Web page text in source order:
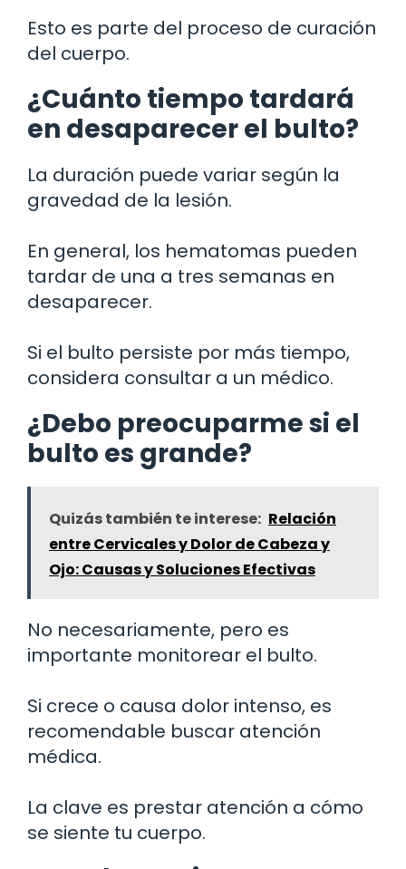
Esto es parte del proceso de curación
del cuerpo.
¿Cuánto tiempo tardará
en desaparecer el bulto?
La duración puede variar según la
gravedad de la lesión.
En general, los hematomas pueden
tardar de una a tres semanas en
desaparecer.
Si el bulto persiste por más tiempo,
considera consultar a un médico.
¿Debo preocuparme si el
bulto es grande?
Quizás también te interese: Relación
entre Cervicales y Dolor de Cabeza y
Ojo: Causas y Soluciones Efectivas
No necesariamente, pero es
importante monitorear el bulto.
Si crece o causa dolor intenso, es
recomendable buscar atención
médica.
La clave es prestar atención a cómo
se siente tu cuerpo.